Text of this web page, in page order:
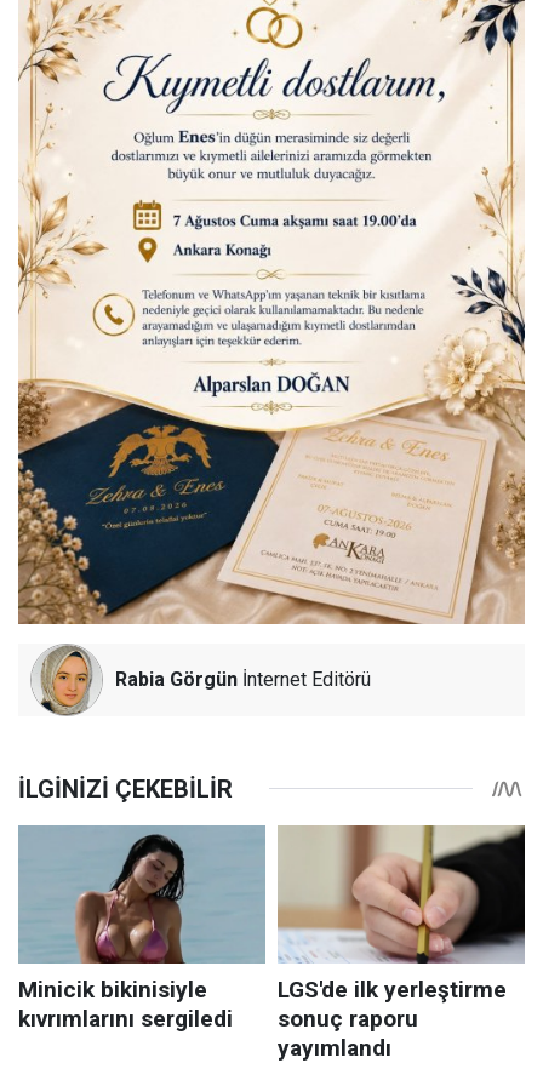
Rabia Görgün İnternet Editörü